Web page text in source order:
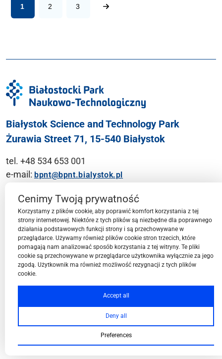
1 2 3
Białystok Science and Technology Park
Żurawia Street 71, 15-540 Białystok
tel. +48 534 653 001
e-mail: bpnt@bpnt.bialystok.pl
Contact
BPN-T Area
BPN-T Offer
Cenimy Twoją prywatność
Korzystamy z plików cookie, aby poprawić komfort korzystania z tej
strony internetowej. Niektóre z tych plików są niezbędne dla poprawnego
działania podstawowych funkcji strony i są przechowywane w
przeglądarce. Używamy również plików cookie stron trzecich, które
pomagają nam analizować sposób korzystania z tej witryny. Te pliki
cookie są przechowywane w przeglądarce użytkownika wyłącznie za jego
zgodą. Użytkownik ma również możliwość rezygnacji z tych plików
cookie.
Accept all
Deny all
Preferences